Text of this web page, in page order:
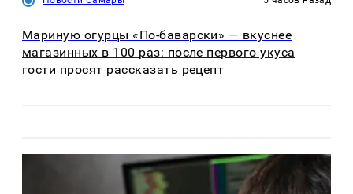
Мариную огурцы «По-баварски» — вкуснее
магазинных в 100 раз: после первого укуса
гости просят рассказать рецепт